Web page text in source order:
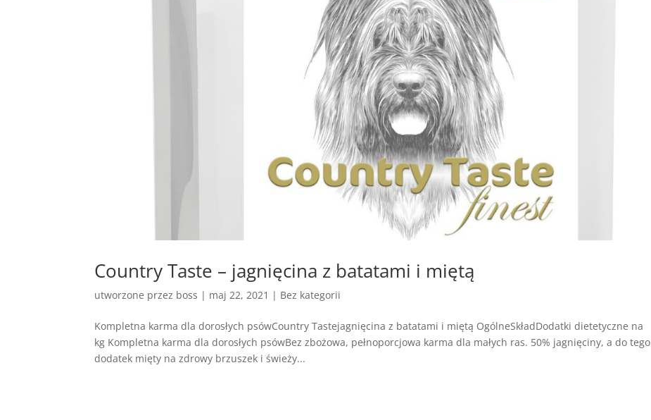
Country Taste – jagnięcina z batatami i miętą
utworzone przez boss | maj 22, 2021 | Bez kategorii
Kompletna karma dla dorosłych psówCountry Tastejagnięcina z batatami i miętą OgólneSkładDodatki dietetyczne na
kg Kompletna karma dla dorosłych psówBez zbożowa, pełnoporcjowa karma dla małych ras. 50% jagnięciny, a do tego
dodatek mięty na zdrowy brzuszek i świeży...